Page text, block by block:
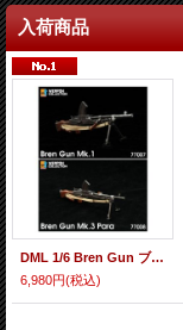
入荷商品
DML 1/6 Bren Gun ブレンガン MK1/ MK3 2種 フィギュア用 ミリタリー 77007 77008
6,980円(税込)